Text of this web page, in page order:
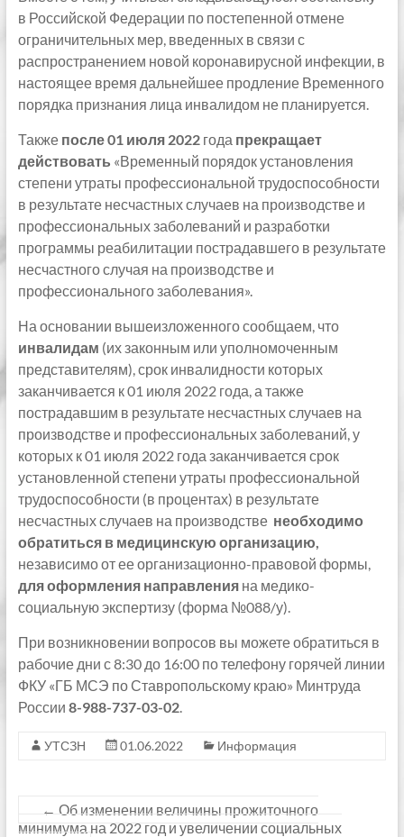
в Российской Федерации по постепенной отмене
ограничительных мер, введенных в связи с
распространением новой коронавирусной инфекции, в
настоящее время дальнейшее продление Временного
порядка признания лица инвалидом не планируется.
Также после 01 июля 2022 года прекращает
действовать «Временный порядок установления
степени утраты профессиональной трудоспособности
в результате несчастных случаев на производстве и
профессиональных заболеваний и разработки
программы реабилитации пострадавшего в результате
несчастного случая на производстве и
профессионального заболевания».
На основании вышеизложенного сообщаем, что
инвалидам (их законным или уполномоченным
представителям), срок инвалидности которых
заканчивается к 01 июля 2022 года, а также
пострадавшим в результате несчастных случаев на
производстве и профессиональных заболеваний, у
которых к 01 июля 2022 года заканчивается срок
установленной степени утраты профессиональной
трудоспособности (в процентах) в результате
несчастных случаев на производстве необходимо
обратиться в медицинскую организацию,
независимо от ее организационно-правовой формы,
для оформления направленияна медико-
социальную экспертизу (форма №088/у).
При возникновении вопросов вы можете обратиться в
рабочие дни с 8:30 до 16:00 по телефону горячей линии
ФКУ «ГБ МСЭ по Ставропольскому краю» Минтруда
России 8-988-737-03-02.
УТСЗН 01.06.2022 Информация
← Об изменении величины прожиточного
минимума на 2022 год и увеличении социальных